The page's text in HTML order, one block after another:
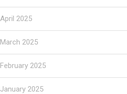
April 2025
March 2025
February 2025
January 2025